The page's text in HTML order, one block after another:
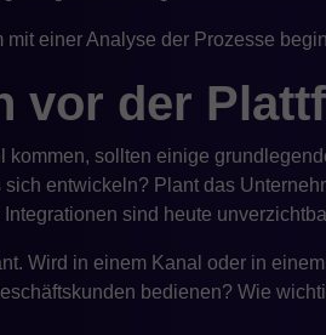
einer Analyse der Prozesse
vor der
kommen, sollten einige
entwickeln? Plant das
sind heute
Wird in einem Kanal oder in
bedienen? Wie